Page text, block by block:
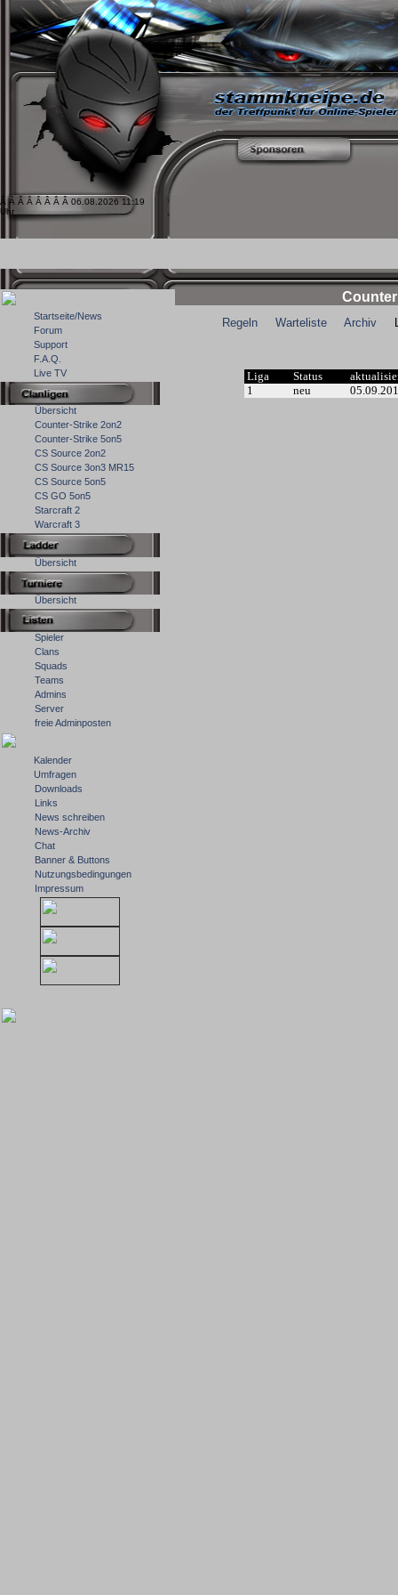
Â Â Â Â Â Â Â Â 06.08.2026 11:19
Uhr
Startseite/News
Forum
Support
F.A.Q.
Live TV
Übersicht
Counter-Strike 2on2
Counter-Strike 5on5
CS Source 2on2
CS Source 3on3 MR15
CS Source 5on5
CS GO 5on5
Starcraft 2
Warcraft 3
Übersicht
Übersicht
Spieler
Clans
Squads
Teams
Admins
Server
freie Adminposten
Kalender
Umfragen
Downloads
Links
News schreiben
News-Archiv
Chat
Banner & Buttons
Nutzungsbedingungen
Impressum
Regeln Warteliste Archiv
Liga Status
1
neu